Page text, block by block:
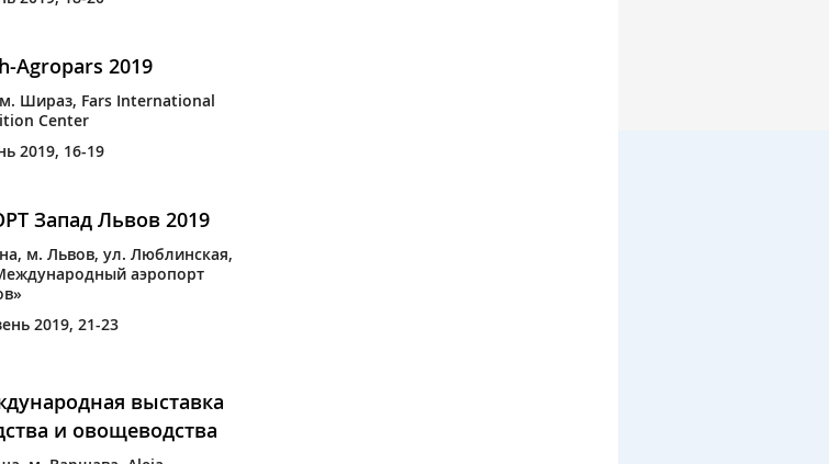
Agropars 2019
м. Шираз, Fars International
Center
2019, 16-19
Запад Львов 2019
м. Львов, ул. Люблинская,
аэропорт
2019, 21-23
выставка
и овощеводства